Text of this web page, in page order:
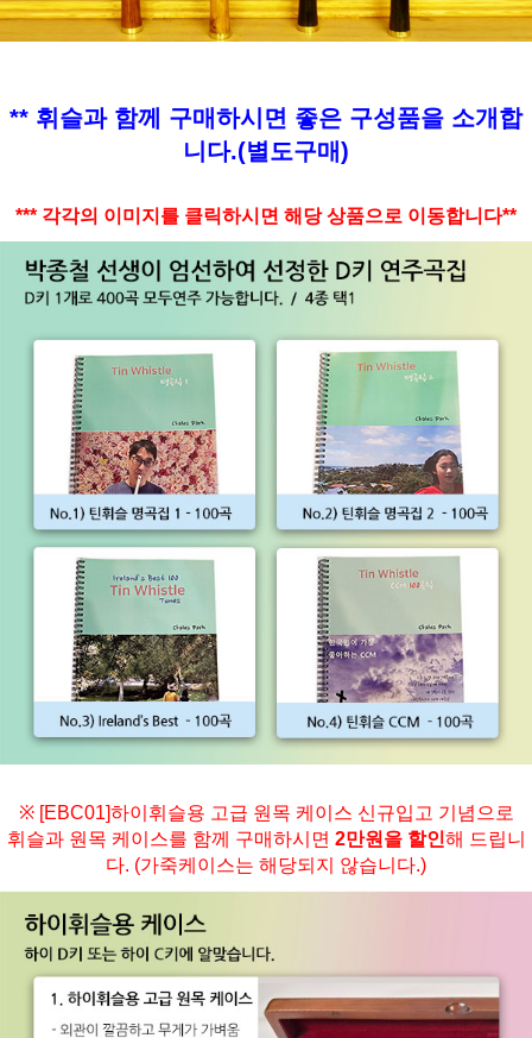
** 휘슬과 함께 구매하시면 좋은 구성품을 소개합
니다.(별도구매)
*** 각각의 이미지를 클릭하시면 해당 상품으로 이동합니다**
※ [EBC01]하이휘슬용 고급 원목 케이스 신규입고 기념으로
휘슬과 원목 케이스를 함께 구매하시면 2만원을 할인해 드립니
다. (가죽케이스는 해당되지 않습니다.)